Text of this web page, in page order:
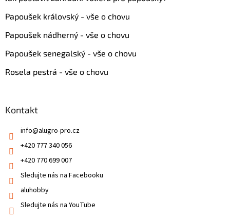
Papoušek královský - vše o chovu
Papoušek nádherný - vše o chovu
Papoušek senegalský - vše o chovu
Rosela pestrá - vše o chovu
Kontakt
info@alugro-pro.cz
+420 777 340 056
+420 770 699 007
Sledujte nás na Facebooku
aluhobby
Sledujte nás na YouTube